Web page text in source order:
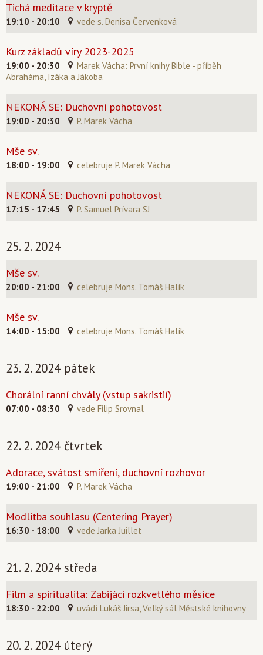
Tichá meditace v kryptě
19:10 - 20:10 vede s. Denisa Červenková
Kurz základů víry 2023-2025
19:00 - 20:30
Marek Vácha: První knihy Bible - příběh
Abraháma, Izáka a Jákoba
NEKONÁ SE: Duchovní pohotovost
19:00 - 20:30 P. Marek Vácha
Mše sv.
18:00 - 19:00 celebruje P. Marek Vácha
NEKONÁ SE: Duchovní pohotovost
17:15 - 17:45 P. Samuel Prívara SJ
25. 2. 2024
Mše sv.
20:00 - 21:00 celebruje Mons. Tomáš Halík
Mše sv.
14:00 - 15:00 celebruje Mons. Tomáš Halík
23. 2. 2024 pátek
Chorální ranní chvály (vstup sakristií)
07:00 - 08:30 vede Filip Srovnal
22. 2. 2024 čtvrtek
Adorace, svátost smíření, duchovní rozhovor
19:00 - 21:00 P. Marek Vácha
Modlitba souhlasu (Centering Prayer)
16:30 - 18:00 vede Jarka Juillet
21. 2. 2024 středa
Film a spiritualita: Zabijáci rozkvetlého měsíce
18:30 - 22:00 uvádí Lukáš Jirsa, Velký sál Městské knihovny
20. 2. 2024 úterý